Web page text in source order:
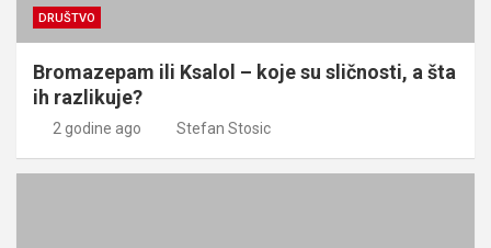
DRUŠTVO
Bromazepam ili Ksalol – koje su sličnosti, a šta
ih razlikuje?
2 godine ago Stefan Stosic